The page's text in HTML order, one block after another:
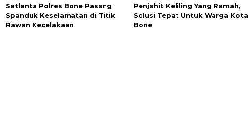
Satlanta Polres Bone Pasang
Spanduk Keselamatan di Titik
Rawan Kecelakaan
Penjahit Keliling Yang Ramah,
Solusi Tepat Untuk Warga Kota
Bone